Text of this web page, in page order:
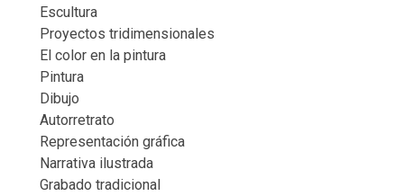
Escultura
Proyectos tridimensionales
El color en la pintura
Pintura
Dibujo
Autorretrato
Representación gráfica
Narrativa ilustrada
Grabado tradicional